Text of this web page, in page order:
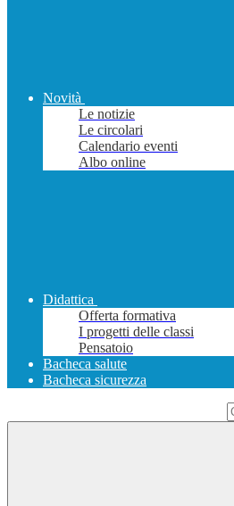
Novità
Le notizie
Le circolari
Calendario eventi
Albo online
Didattica
Offerta formativa
I progetti delle classi
Pensatoio
Bacheca salute
Bacheca sicurezza